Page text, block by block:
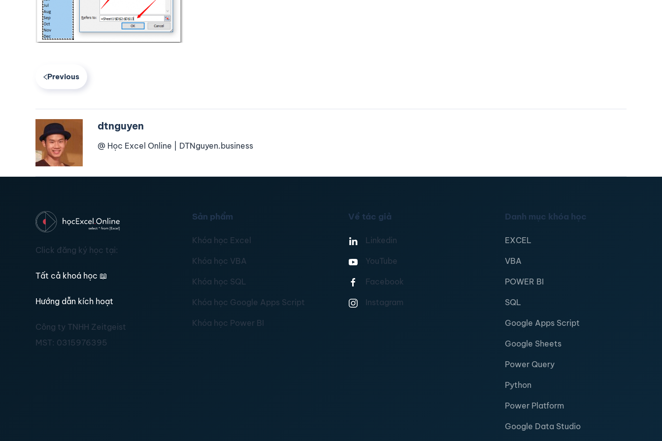
Previous
dtnguyen
@ Học Excel Online | DTNguyen.business
Click đăng ký học tại:
Tất cả khoá học 📖
Hướng dẫn kích hoạt
Công ty TNHH Zeitgeist
MST: 0315976395
Sản phẩm
Khóa học Excel
Khóa học VBA
Khóa học SQL
Khóa học Google Apps Script
Khóa học Power BI
Về tác giả
Linkedin
YouTube
Facebook
Instagram
Danh mục khóa học
EXCEL
VBA
POWER BI
SQL
Google Apps Script
Google Sheets
Power Query
Python
Power Platform
Google Data Studio